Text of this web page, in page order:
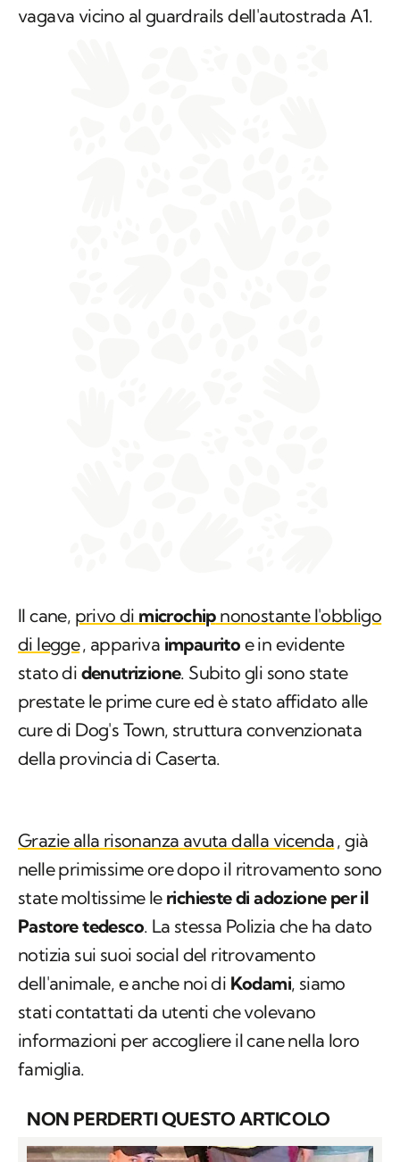
vagava vicino al guardrails dell'autostrada A1.
Il cane, privo di microchipnonostante l'obbligo
di legge, appariva impaurito e in evidente
stato di denutrizione. Subito gli sono state
prestate le prime cure ed è stato affidato alle
cure di Dog's Town, struttura convenzionata
della provincia di Caserta.
Grazie alla risonanza avuta dalla vicenda, già
nelle primissime ore dopo il ritrovamento sono
state moltissime le richieste di adozione per il
Pastore tedesco. La stessa Polizia che ha dato
notizia sui suoi social del ritrovamento
dell'animale, e anche noi di Kodami, siamo
stati contattati da utenti che volevano
informazioni per accogliere il cane nella loro
famiglia.
NON PERDERTI QUESTO ARTICOLO